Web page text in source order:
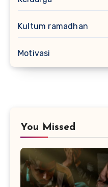
Kultum ramadhan
Motivasi
You Missed